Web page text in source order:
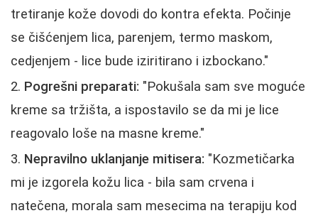
tretiranje kože dovodi do kontra efekta. Počinje
se čišćenjem lica, parenjem, termo maskom,
cedjenjem - lice bude iziritirano i izbockano."
Pogrešni preparati: "Pokušala sam sve moguće
kreme sa tržišta, a ispostavilo se da mi je lice
reagovalo loše na masne kreme."
Nepravilno uklanjanje mitisera: "Kozmetičarka
mi je izgorela kožu lica - bila sam crvena i
natečena, morala sam mesecima na terapiju kod